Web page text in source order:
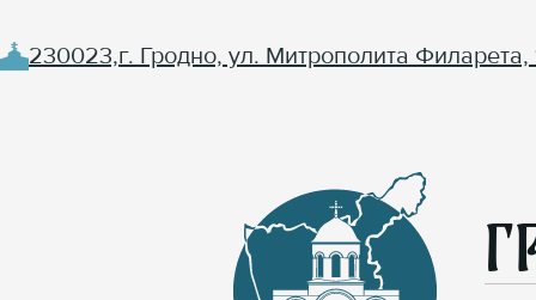
230023,г. Гродно, ул. Митрополита Филарета,